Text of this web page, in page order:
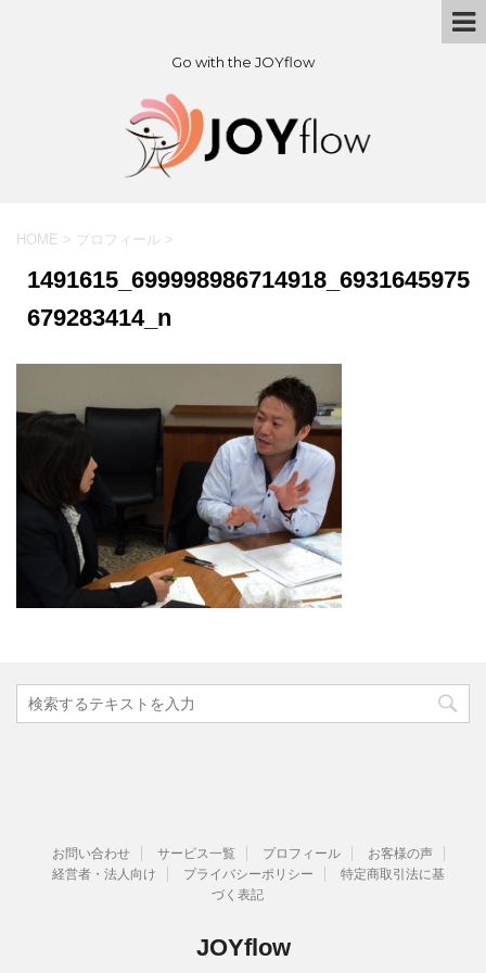
Go with the JOYflow
HOME > プロフィール >
1491615_699998986714918_6931645975
679283414_n
お問い合わせ サービス一覧 プロフィール
お客様の声
経営者・法人向け
プライバシーポリシー
特定商取引法に基
づく表記
JOYflow